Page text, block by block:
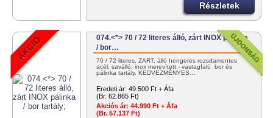
Részletek
074.<*> 70 / 72 literes álló, zárt INOX pálinka
/ bor…
70 / 72 literes, ZÁRT, álló hengeres rozsdamentes
acél, saválló, inox merevített - vastagfalú bor és
pálinka tartály. KEDVEZMÉNYES…
Eredeti ár: 49.500 Ft + Áfa
(Br. 62.865 Ft)
Akciós ár: 44.990 Ft + Áfa
(Br. 57.137 Ft)